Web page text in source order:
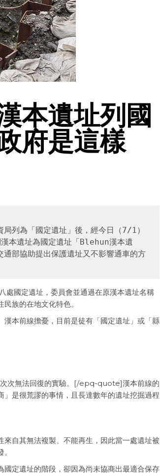
本遺址列國
府是這樣
局列為「國定遺址」後，經今日（7/1）
本遺址為國定遺址「Blehun漢本遺
部協助提出保護遺址又不影響通車的方
處國定遺址，委員會並通過在原漢本遺址名稱
族的在地文化特色。
本前線擔憂，目前是徒有「國定遺址」或「縣
次無法回復的實驗。[/epq-quote]漢本前線的
是很荒謬的事情，且長達數年的遺址挖掘過程
來自其無法複製、不能再生，因此當一處遺址被
定遺址的階段，卻因為尚未協商出最適合保存